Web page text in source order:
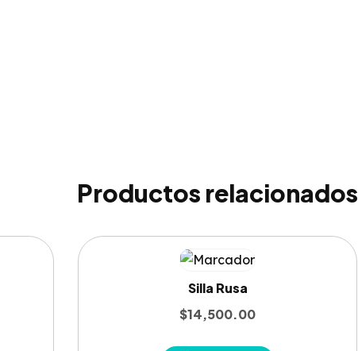
Productos relacionados
Silla Rusa
$14,500.00